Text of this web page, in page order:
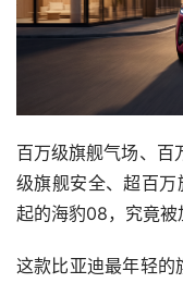
百万级旗舰气场、百
级旗舰安全、超百
起的海豹08，究竟被
这款比亚迪最年轻的